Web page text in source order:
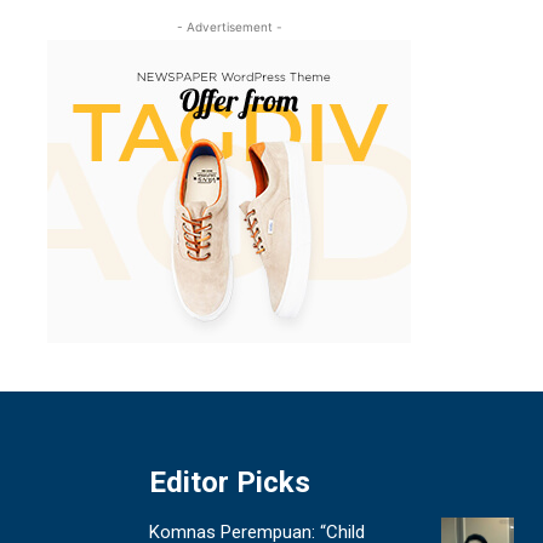
- Advertisement -
Editor Picks
Komnas Perempuan: “Child